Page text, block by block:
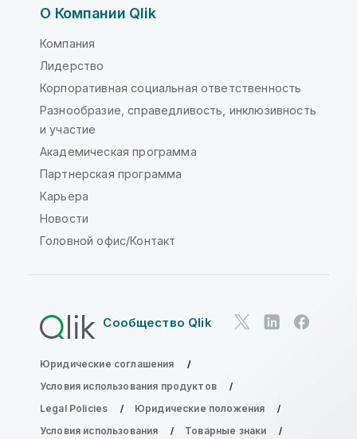
О Компании Qlik
Компания
Лидерство
Корпоративная социальная ответственность
Разнообразие, справедливость, инклюзивность
и участие
Академическая программа
Партнерская программа
Карьера
Новости
Головной офис/Контакт
Сообщество Qlik
Юридические соглашения
Условия использования продуктов
Legal Policies
Юридические положения
Условия использования
Товарные знаки